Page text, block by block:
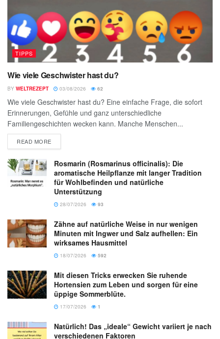
TIPPS
Wie viele Geschwister hast du?
BY WELTREZEPT 03/08/2026 62
Wie viele Geschwister hast du? Eine einfache Frage, die sofort
Erinnerungen, Gefühle und ganz unterschiedliche
Familiengeschichten wecken kann. Manche Menschen...
READ MORE
Rosmarin (Rosmarinus officinalis): Die
aromatische Heilpflanze mit langer Tradition
für Wohlbefinden und natürliche
Unterstützung
28/07/2026 93
Zähne auf natürliche Weise in nur wenigen
Minuten mit Ingwer und Salz aufhellen: Ein
wirksames Hausmittel
18/07/2026 592
Mit diesen Tricks erwecken Sie ruhende
Hortensien zum Leben und sorgen für eine
üppige Sommerblüte.
17/07/2026 1
Natürlich! Das „ideale“ Gewicht variiert je nach
verschiedenen Faktoren